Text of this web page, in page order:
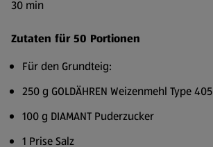
30 min
Zutaten für 50 Portionen
Für den Grundteig:
250 g GOLDÄHREN Weizenmehl Type 405
100 g DIAMANT Puderzucker
1 Prise Salz